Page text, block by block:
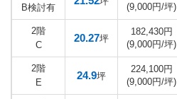
B検討有
(9,000円/坪)
2階
C
20.27坪
182,430円
(9,000円/坪)
2階
E
24.9坪
224,100円
(9,000円/坪)